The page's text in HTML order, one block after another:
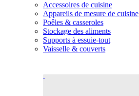
Accessoires de cuisine
Appareils de mesure de cuisine
Poêles & casseroles
Stockage des aliments
Supports à essuie-tout
Vaisselle & couverts